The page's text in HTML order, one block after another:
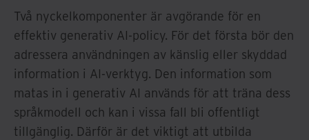
Två nyckelkomponenter är avgörande för en
effektiv generativ AI-policy. För det första bör den
adressera användningen av känslig eller skyddad
information i AI-verktyg. Den information som
matas in i generativ AI används för att träna dess
språkmodell och kan i vissa fall bli offentligt
tillgänglig. Därför är det viktigt att utbilda